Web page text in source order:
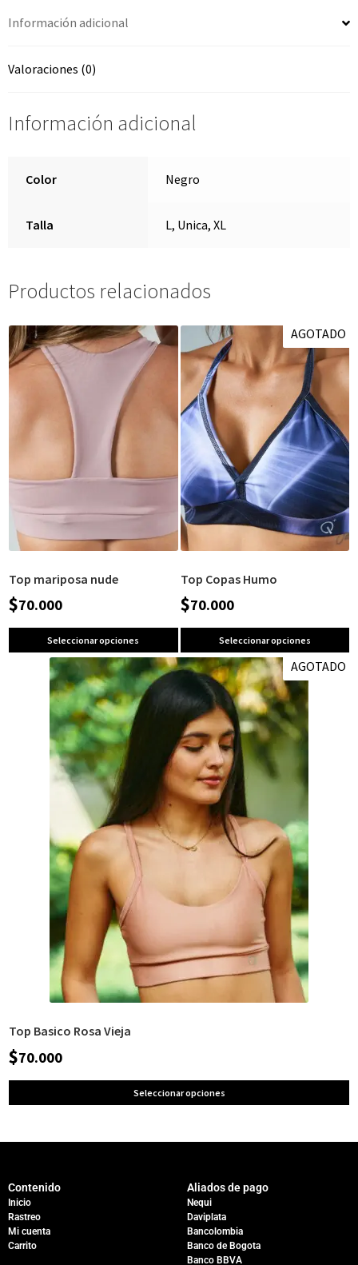
Información adicional
Valoraciones (0)
Información adicional
Color Negro
Talla L, Unica, XL
Productos relacionados
Top mariposa nude
$70.000
Seleccionar opciones
AGOTADO
Top Copas Humo
$70.000
Seleccionar opciones
AGOTADO
Top Basico Rosa Vieja
$70.000
Seleccionar opciones
Contenido
Inicio
Rastreo
Mi cuenta
Carrito
Aliados de pago
Nequi
Daviplata
Bancolombia
Banco de Bogota
Banco BBVA